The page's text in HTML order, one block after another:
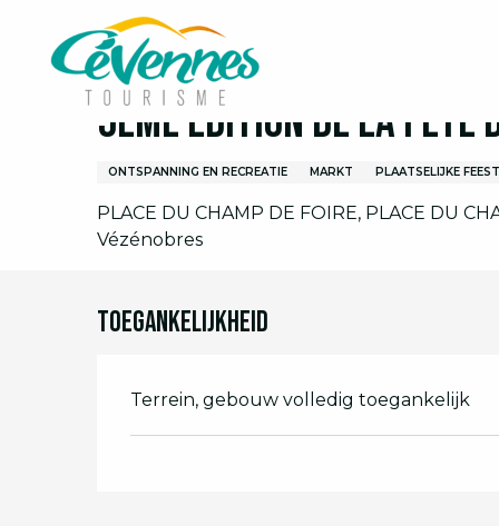
contenu
Home Ik ben ter plaatse
5ème Edition de la Fête
ONTSPANNING EN RECREATIE MARKT PLAATSELIJKE
PLACE DU CHAMP DE FOIRE, PLACE DU
Vézénobres
Toegankelijkheid
Terrein, gebouw volledig toegankelijk